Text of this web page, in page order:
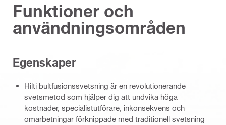
Funktioner och
användningsområden
Egenskaper
Hilti bultfusionssvetsning är en revolutionerande
svetsmetod som hjälper dig att undvika höga
kostnader, specialistutförare, inkonsekvens och
omarbetningar förknippade med traditionell svetsning